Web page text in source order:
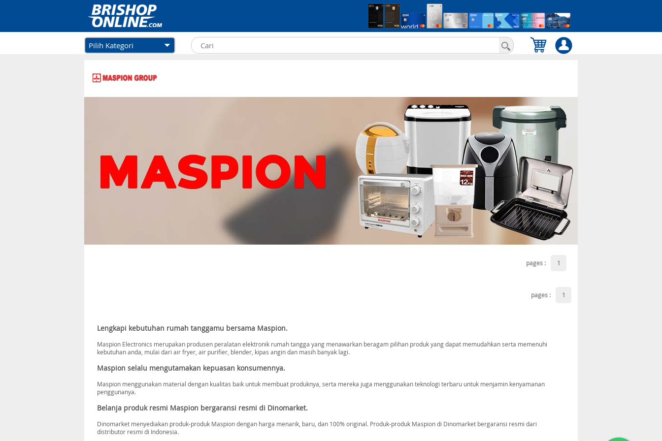
Pilih Kategori
pages : 1
pages : 1
Lengkapi kebutuhan rumah tanggamu bersama Maspion.
Maspion Electronics merupakan produsen peralatan elektronik rumah tangga yang menawarkan beragam pilihan produk yang dapat memudahkan serta memenuhi
kebutuhan anda, mulai dari air fryer, air purifier, blender, kipas angin dan masih banyak lagi.
Maspion selalu mengutamakan kepuasan konsumennya.
Maspion menggunakan material dengan kualitas baik untuk membuat produknya, serta mereka juga menggunakan teknologi terbaru untuk menjamin kenyamanan
penggunanya.
Belanja produk resmi Maspion bergaransi resmi di Dinomarket.
Dinomarket menyediakan produk-produk Maspion dengan harga menarik, baru, dan 100% original. Produk-produk Maspion di Dinomarket bergaransi resmi dari
distributor resmi di Indonesia.